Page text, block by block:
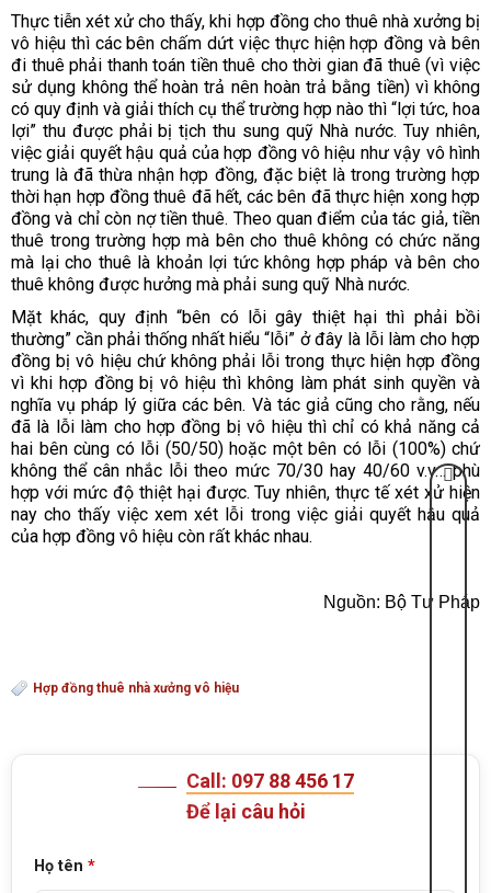
Thực tiễn xétxử cho thấy, khi hợp đồng cho thuê nhà xưởng bị
vô hiệu thì các bên chấm dứt việc thực hiện hợp đồng và bên
đi thuê phải thanh toán tiền thuê cho thời gian đã thuê (vì việc
sử dụng không thể hoàn trả nên hoàn trả bằng tiền) vì không
có quy định và giải thích cụ thể trường hợp nào thì “lợi tức, hoa
lợi” thu được phải bị tịch thu sung quỹ Nhà nước. Tuy nhiên,
việc giải quyết hậu quả của hợp đồng vô hiệu như vậy vô hình
trung là đã thừa nhận hợp đồng, đặc biệt là trong trường hợp
thời hạn hợp đồng thuê đã hết, các bên đã thực hiện xong hợp
đồng và chỉ còn nợ tiền thuê. Theo quan điểm của tác giả, tiền
thuê trong trường hợp mà bên cho thuê không có chức năng
mà lại cho thuê là khoản lợi tức không hợp pháp và bên cho
thuê không được hưởng mà phải sung quỹ Nhà nước.
Mặt khác, quy định “bên có lỗi gây thiệt hại thì phải bồi
thường” cần phải thống nhất hiểu “lỗi” ở đây là lỗi làm cho hợp
đồng bị vô hiệu chứ không phải lỗi trong thực hiện hợp đồng
vì khi hợp đồng bị vô hiệu thì không làm phát sinh quyền và
nghĩa vụ pháp lý giữa các bên. Và tác giả cũng cho rằng, nếu
đã là lỗi làm cho hợp đồng bị vô hiệu thì chỉ có khả năng cả
hai bên cùng có lỗi (50/50) hoặc một bên có lỗi (100%) chứ
không thể cân nhắc lỗi theo mức 70/30 hay 40/60 v.v… phù
hợp với mức độ thiệt hại được. Tuy nhiên, thực tế xét xử hiện
nay cho thấy việc xem xét lỗi trong việc giải quyết hậu quả
của hợp đồng vô hiệu còn rất khác nhau.
Nguồn: Bộ Tư Pháp
Hợp đồng thuê nhà xưởng vô hiệu
Call: 097 88 456 17
Để lại câu hỏi
Họ tên *